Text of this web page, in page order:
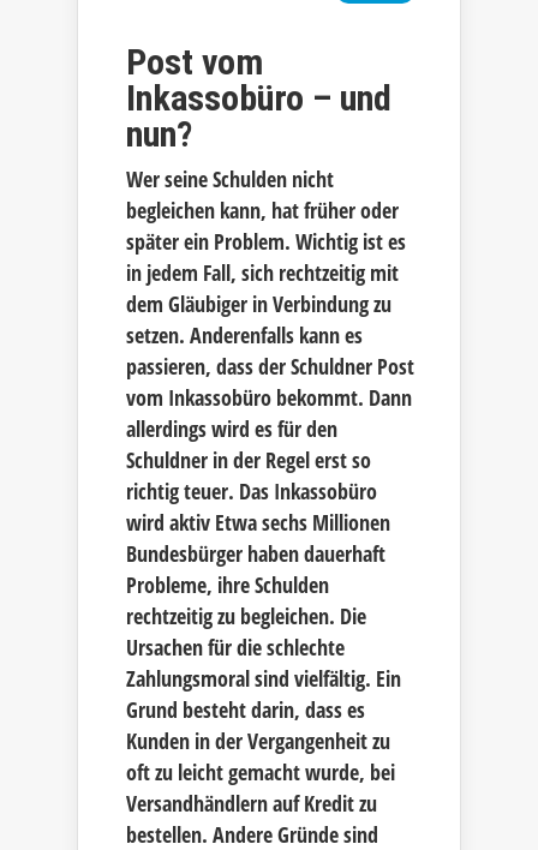
Post vom
Inkassobüro – und
nun?
Wer seine Schulden nicht
begleichen kann, hat früher oder
später ein Problem. Wichtig ist es
in jedem Fall, sich rechtzeitig mit
dem Gläubiger in Verbindung zu
setzen. Anderenfalls kann es
passieren, dass der Schuldner Post
vom Inkassobüro bekommt. Dann
allerdings wird es für den
Schuldner in der Regel erst so
richtig teuer. Das Inkassobüro
wird aktiv Etwa sechs Millionen
Bundesbürger haben dauerhaft
Probleme, ihre Schulden
rechtzeitig zu begleichen. Die
Ursachen für die schlechte
Zahlungsmoral sind vielfältig. Ein
Grund besteht darin, dass es
Kunden in der Vergangenheit zu
oft zu leicht gemacht wurde, bei
Versandhändlern auf Kredit zu
bestellen. Andere Gründe sind